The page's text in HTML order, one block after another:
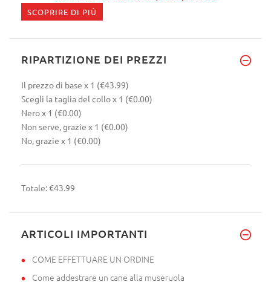
SCOPRIRE DI PIÙ
RIPARTIZIONE DEI PREZZI
Il prezzo di base x 1 (€43.99)
Scegli la taglia del collox 1 (€0.00)
Nerox 1 (€0.00)
Non serve, grazie x 1 (€0.00)
No, grazie x 1 (€0.00)
Totale:€43.99
ARTICOLI IMPORTANTI
COME EFFETTUARE UN ORDINE
Come addestrare un cane alla museruola